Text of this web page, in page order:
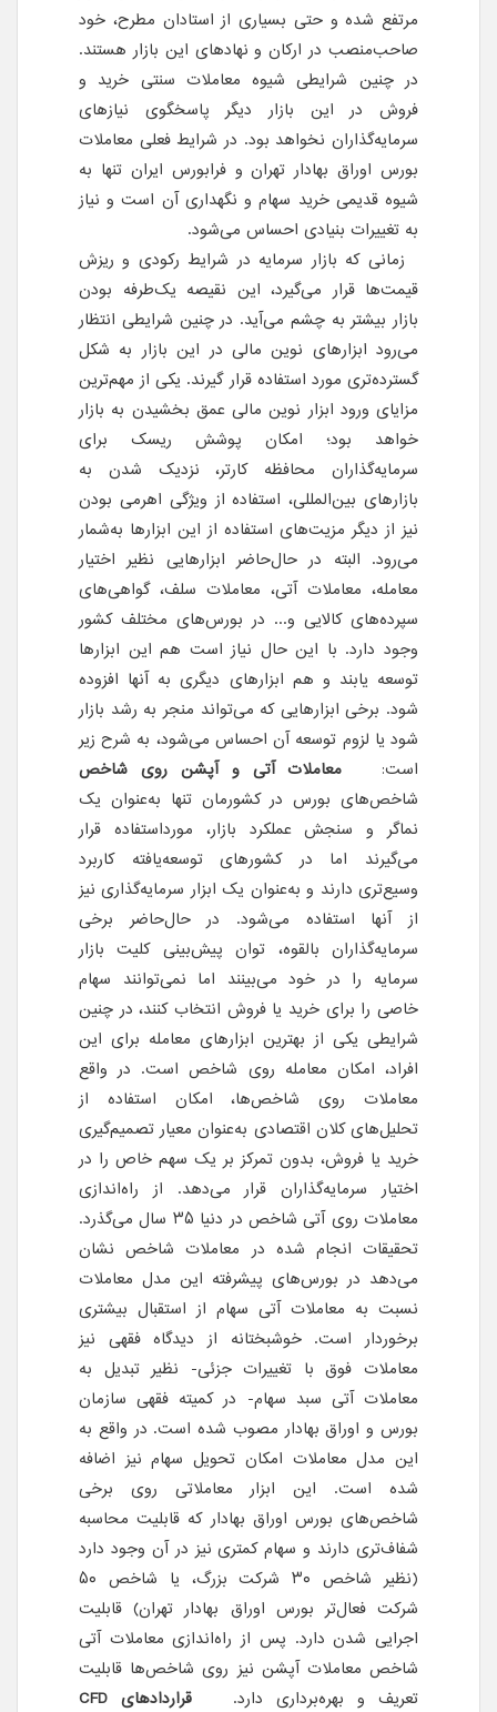
مرتفع شده و حتی بسیاری از استادان مطرح، خود
صاحب‌منصب در ارکان و نهادهای این بازار هستند.
در چنین شرایطی شیوه معاملات سنتی خرید و
فروش در این بازار دیگر پاسخگوی نیازهای
سرمایه‌گذاران نخواهد بود. در شرایط فعلی معاملات
بورس اوراق بهادار تهران و فرابورس ایران تنها به
شیوه قدیمی خرید سهام و نگهداری آن است و نیاز
به تغییرات بنیادی احساس می‌شود.
زمانی که بازار سرمایه در شرایط رکودی و ریزش
قیمت‌ها قرار می‌گیرد، این نقیصه یک‌طرفه بودن
بازار بیشتر به چشم می‌آید. در چنین شرایطی انتظار
می‌رود ابزارهای نوین مالی در این بازار به شکل
گسترده‌تری مورد استفاده قرار گیرند. یکی از مهم‌ترین
مزایای ورود ابزار نوین مالی عمق بخشیدن به بازار
خواهد بود؛ امکان پوشش ریسک برای
سرمایه‌گذاران محافظه کارتر، نزدیک شدن به
بازارهای بین‌المللی، استفاده از ویژگی اهرمی بودن
نیز از دیگر مزیت‌های استفاده از این ابزارها به‌شمار
می‌رود. البته در حال‌حاضر ابزارهایی نظیر اختیار
معامله، معاملات آتی، معاملات سلف،‌ گواهی‌های
سپرده‌های کالایی و... در بورس‌های مختلف کشور
وجود دارد. با این حال نیاز است هم این ابزارها
توسعه یابند و هم ابزارهای دیگری به آنها افزوده
شود. برخی ابزارهایی که می‌تواند منجر به رشد بازار
شود یا لزوم توسعه آن احساس می‌شود، به شرح زیر
است: معاملات آتی و آپشن روی شاخص
شاخص‌های بورس در کشورمان تنها به‌عنوان یک
نماگر و سنجش‌ عملکرد بازار، مورد‌استفاده قرار
می‌گیرند اما در کشورهای توسعه‌یافته کاربرد
وسیع‌تری دارند و به‌عنوان یک ابزار سرمایه‌گذاری نیز
از آنها استفاده می‌‌شود. در حال‌حاضر برخی
سرمایه‌گذاران بالقوه، توان پیش‌بینی کلیت بازار
سرمایه را در خود می‌بینند اما نمی‌توانند سهام
خاصی را برای خرید یا فروش انتخاب کنند، در چنین
شرایطی یکی از بهترین ابزارهای معامله برای این
افراد، امکان معامله روی شاخص است. در واقع
معاملات روی شاخص‌ها، امکان استفاده از
تحلیل‌های کلان اقتصادی به‌عنوان معیار تصمیم‌گیری
خرید یا فروش، بدون تمرکز بر یک سهم خاص را در
اختیار سرمایه‌گذاران قرار می‌دهد. از راه‌اندازی
معاملات روی آتی شاخص در دنیا ۳۵ سال می‌گذرد.
تحقیقات انجام شده در معاملات شاخص نشان
می‌دهد در بورس‌های پیشرفته این مدل معاملات
نسبت به معاملات آتی سهام از استقبال بیشتری
برخوردار است. خوشبختانه از دیدگاه فقهی نیز
معاملات فوق با تغییرات جزئی- نظیر تبدیل به
معاملات آتی سبد سهام- در کمیته فقهی سازمان
بورس و اوراق بهادار مصوب شده است. در واقع به
این مدل معاملات امکان تحویل سهام نیز اضافه
شده است. این ابزار معاملاتی روی برخی
شاخص‌های بورس اوراق بهادار که قابلیت محاسبه
شفاف‌تری دارند و سهام کمتری نیز در آن وجود دارد
(نظیر شاخص ۳۰ شرکت بزرگ، یا شاخص ۵۰
شرکت فعال‌تر بورس اوراق بهادار تهران) قابلیت
اجرایی شدن دارد. پس از راه‌اندازی معاملات آتی
شاخص معاملات آپشن نیز روی شاخص‌ها قابلیت
تعریف و بهره‌برداری دارد. قراردادهای CFD